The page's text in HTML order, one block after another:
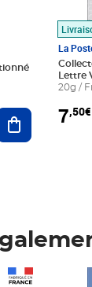
Ajouter au
La
Lettre
20g /
7,50€
Prix